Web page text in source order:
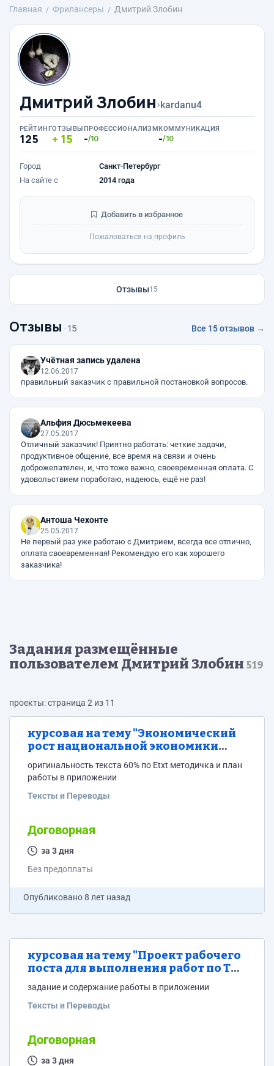
Главная Фрилансеры Дмитрий Злобин
Дмитрий Злобин›kardanu4
РЕЙТИНГ
125
ОТЗЫВЫ
15
ПРОФЕССИОНАЛИЗМ
-/10
КОММУНИКАЦИЯ
-/10
Город
Санкт-Петербург
На сайте с
2014 года
Добавить в избранное
Пожаловаться на профиль
Отзывы15
Отзывы · 15 Все 15 отзывов →
Учётная запись удалена
12.06.2017
правильный заказчик с правильной постановкой вопросов.
Альфия Дюсьмекеева
27.05.2017
Отличный заказчик! Приятно работать: четкие задачи,
продуктивное общение, все время на связи и очень
доброжелателен, и, что тоже важно, своевременная оплата. С
удовольствием поработаю, надеюсь, ещё не раз!
Антоша Чехонте
25.05.2017
Не первый раз уже работаю с Дмитрием, всегда все отлично,
оплата своевременная! Рекомендую его как хорошего
заказчика!
Задания размещённые
пользователем Дмитрий Злобин 519
проекты: страница 2 из 11
курсовая на тему "Экономический
рост национальной экономики
России: особенности, факторы,
проблемы"
оригинальность текста 60% по Etxt методичка и план
работы в приложении
Тексты и Переводы
Договорная
за 3 дня
Без предоплаты
Опубликовано8 лет назад
курсовая на тему "Проект рабочего
поста для выполнения работ по ТО
и ТР электрооборудования
грузовых авбомобилей от 5 до 8
тонн"
задание и содержание работы в приложении
Тексты и Переводы
Договорная
за 3 дня